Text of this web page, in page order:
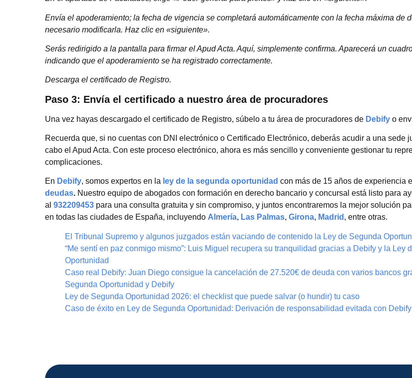
Envía el apoderamiento; la fecha de vigencia se completará automáticamente con la fecha máxima de
necesario modificarla. Haz clic en «siguiente».
Serás redirigido a la pantalla para firmar el Apud Acta. Aquí, simplemente confirma. Aparecerá un
indicando que el apoderamiento se ha registrado correctamente.
Descarga el certificado de Registro.
Paso 3: Envía el certificado a nuestro área de procuradores
Una vez hayas descargado el certificado de Registro, súbelo a tu área de procuradores de Debify o
Recuerda que, si no cuentas con DNI electrónico o Certificado Electrónico, deberás acudir a una sede
cabo el Apud Acta. Con este proceso electrónico, ahora es más sencillo y conveniente gestionar tu
complicaciones.
En Debify, somos expertos en la ley de la segunda oportunidad con más de 15 años de experiencia
deudas. Nuestro equipo de abogados con formación en derecho bancario y concursal está listo para
al 932209453 para una consulta gratuita y sin compromiso, y juntos encontraremos la mejor solución
en todas las ciudades de España, incluyendo Almería, Las Palmas, Girona, Madrid , entre otras.
El Tribunal Supremo y algunos juzgados están vaciando de contenido la Ley de Segunda
“Me sentí en paz conmigo mismo”: Luis Miguel recupera su tranquilidad gracias a Debify y la Ley
Oportunidad
Caso real Debify: Juan Diego consigue la cancelación de 27.520€ de deuda con varios bancos
Segunda Oportunidad y Debify
Ley de Segunda Oportunidad 2026: el checklist que puede salvar (o hundir) tu caso
Caso de éxito en Ley de Segunda Oportunidad: Derivación de responsabilidad evitada con Debify